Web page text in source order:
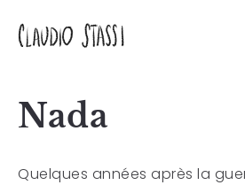
Nada
Quelques années après la